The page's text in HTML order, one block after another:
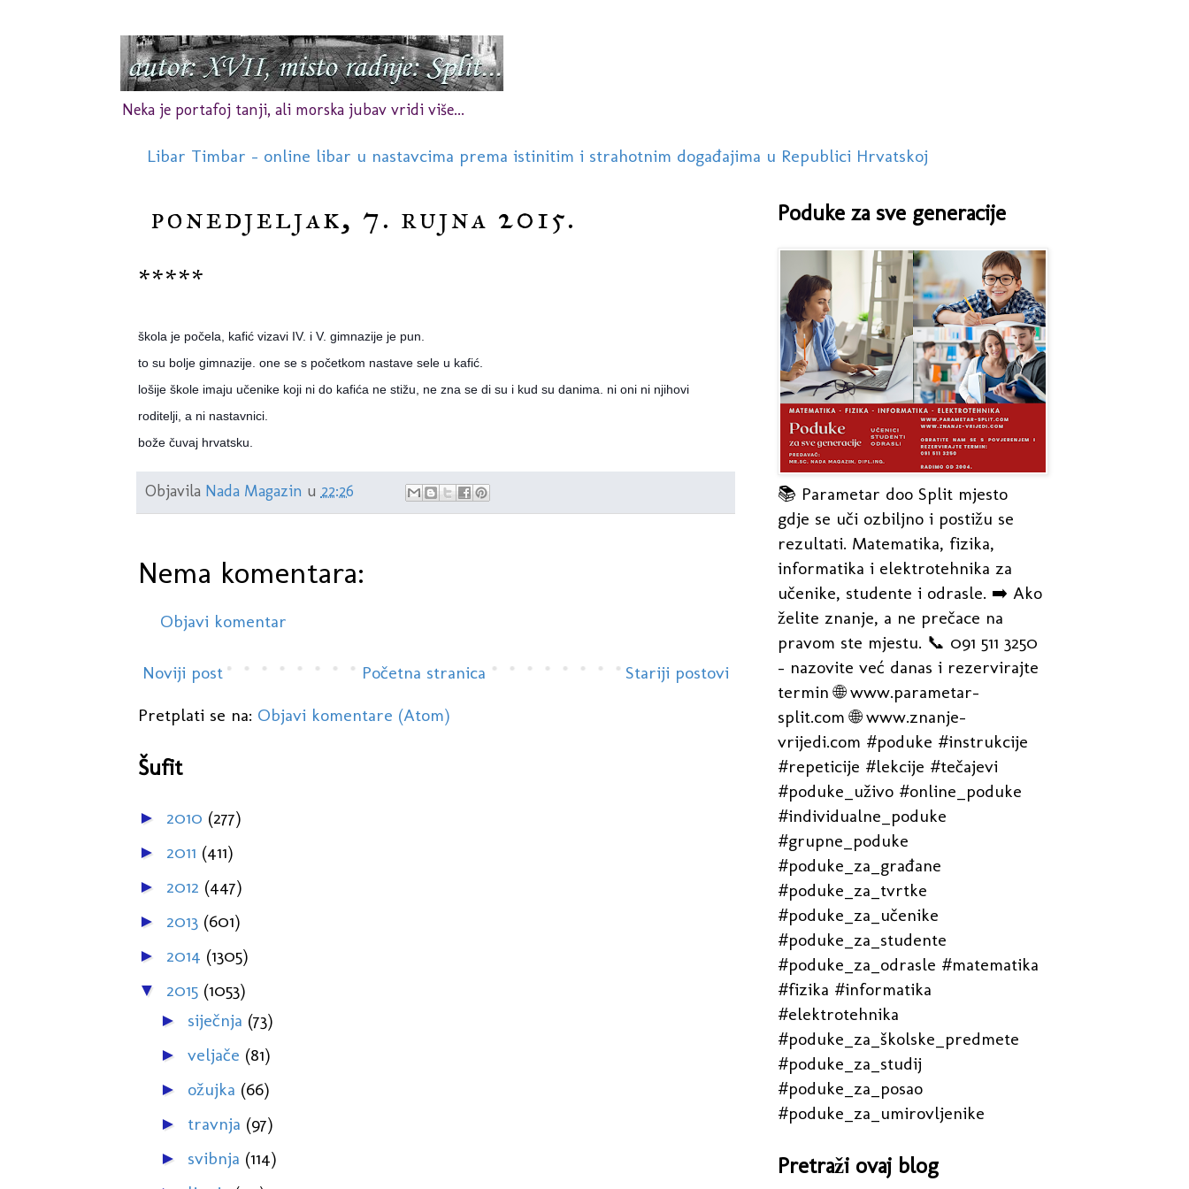
Neka je portafoj tanji, ali morska jubav vridi više...
Libar Timbar - online libar u nastavcima prema istinitim i strahotnim događajima u Republici Hrvatskoj
ponedjeljak, 7. rujna 2015.
*****
škola je počela, kafić vizavi IV. i V. gimnazije je pun.
to su bolje gimnazije. one se s početkom nastave sele u kafić.
lošije škole imaju učenike koji ni do kafića ne stižu, ne zna se di su i kud su danima. ni oni ni njihovi
roditelji, a ni nastavnici.
bože čuvaj hrvatsku.
Objavila Nada Magazin u 22:26
Nema komentara:
Objavi komentar
Noviji post Stariji postovi
Početna stranica
Pretplati se na: Objavi komentare (Atom)
Šufit
► 2010 (277)
► 2011 (411)
► 2012 (447)
► 2013 (601)
► 2014 (1305)
▼ 2015 (1053)
► siječnja (73)
► veljače (81)
► ožujka (66)
► travnja (97)
► svibnja (114)
Poduke za sve generacije
📚 Parametar doo Split mjesto
gdje se uči ozbiljno i postižu se
rezultati. Matematika, fizika,
informatika i elektrotehnika za
učenike, studente i odrasle. ➡️ Ako
želite znanje, a ne prečace na
pravom ste mjestu. 📞 091 511 3250
- nazovite već danas i rezervirajte
termin 🌐 www.parametar-
split.com 🌐 www.znanje-
vrijedi.com #poduke #instrukcije
#repeticije #lekcije #tečajevi
#poduke_uživo #online_poduke
#individualne_poduke
#grupne_poduke
#poduke_za_građane
#poduke_za_tvrtke
#poduke_za_učenike
#poduke_za_studente
#poduke_za_odrasle #matematika
#fizika #informatika
#elektrotehnika
#poduke_za_školske_predmete
#poduke_za_studij
#poduke_za_posao
#poduke_za_umirovljenike
Pretraži ovaj blog